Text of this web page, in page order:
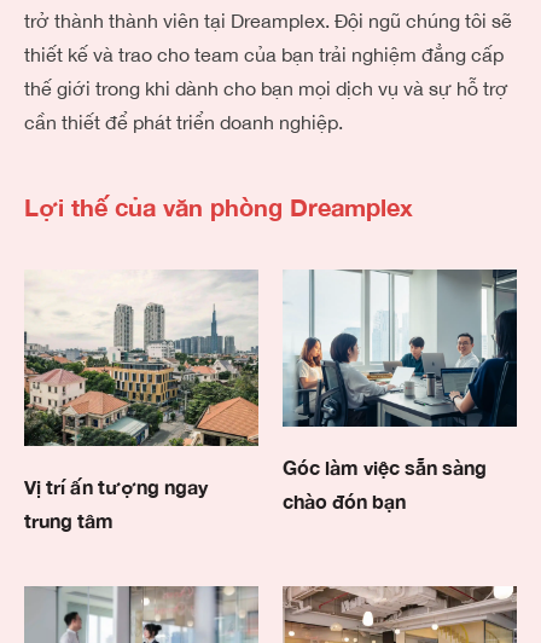
trở thành thành viên tại Dreamplex. Đội ngũ chúng tôi sẽ
thiết kế và trao cho team của bạn trải nghiệm đẳng cấp
thế giới trong khi dành cho bạn mọi dịch vụ và sự hỗ trợ
cần thiết để phát triển doanh nghiệp.
Lợi thế của văn phòng Dreamplex
Vị trí ấn tượng ngay
trung tâm
Góc làm việc sẵn sàng
chào đón bạn